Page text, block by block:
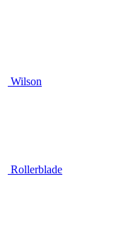
Wilson
Rollerblade